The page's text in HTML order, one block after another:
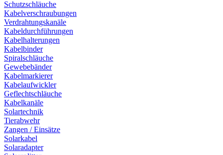
Schutzschläuche
Kabelverschraubungen
Verdrahtungskanäle
Kabeldurchführungen
Kabelhalterungen
Kabelbinder
Spiralschläuche
Gewebebänder
Kabelmarkierer
Kabelaufwickler
Geflechtschläuche
Kabelkanäle
Solartechnik
Tierabwehr
Zangen / Einsätze
Solarkabel
Solaradapter